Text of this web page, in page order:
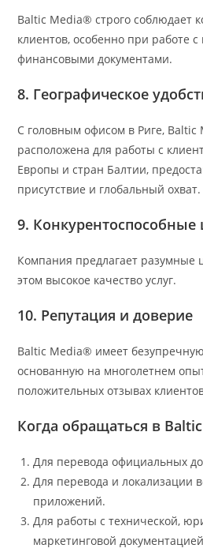
Baltic Media® строго соблюдает
клиентов, особенно при работе
финансовыми документами.
8. Географическое
С головным офисом в Риге,
расположена для работы с
Европы и стран Балтии,
присутствие и глобальный охват.
9. Конкурентоспособные
Компания предлагает разумные
этом высокое качество услуг.
10. Репутация и доверие
Baltic Media® имеет
основанную на многолетнем
положительных отзывах
Когда обращаться в
Для перевода официальных
Для перевода и локализации
приложений.
Для работы с технической,
маркетинговой